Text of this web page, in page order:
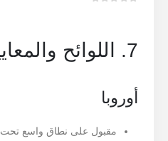
7. اللوائح والمعايير العالمية
أوروبا
مقبول على نطاق واسع تحت